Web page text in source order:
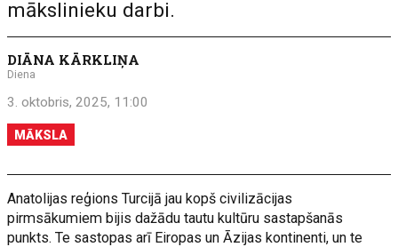
mākslinieku darbi.
DIĀNA KĀRKLIŅA
Diena
3. oktobris, 2025, 11:00
MĀKSLA
Anatolijas reģions Turcijā jau kopš civilizācijas
pirmsākumiem bijis dažādu tautu kultūru sastapšanās
punkts. Te sastopas arī Eiropas un Āzijas kontinenti, un te